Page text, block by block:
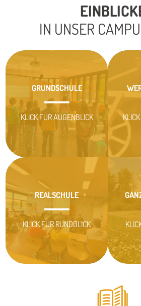
IN UNSER
GRUNDSCHULE
KLICK FÜR AUGENBLICK
REALSCHULE
KLICK FÜR RUNDBLICK